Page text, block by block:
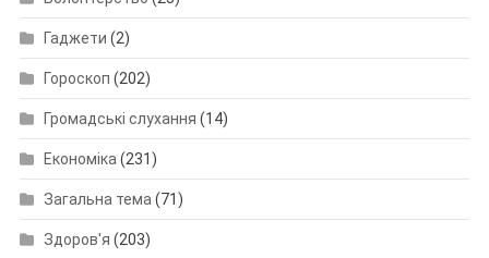
Гаджети (2)
Гороскоп (202)
Громадські слухання (14)
Економіка (231)
Загальна тема (71)
Здоров'я (203)